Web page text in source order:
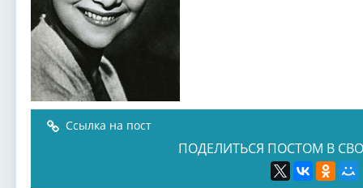
Ссылка на пост
ПОДЕЛИТЬСЯ ПОСТОМ В